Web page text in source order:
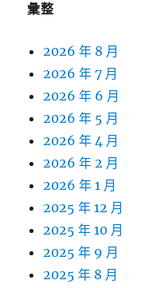
彙整
2026 年 8 月
2026 年 7 月
2026 年 6 月
2026 年 5 月
2026 年 4 月
2026 年 2 月
2026 年 1 月
2025 年 12 月
2025 年 10 月
2025 年 9 月
2025 年 8 月